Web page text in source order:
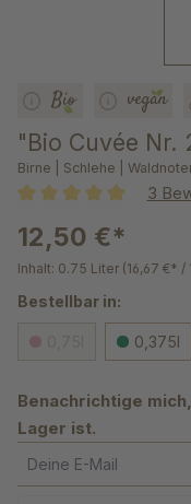
"Bio Cuvée
Birne | Schlehe |
3
12,50 €*
Inhalt: 0.75 Liter (16,67 €* /
Bestellbar in:
0,375l
Benachrichtige
Lager ist.
Deine E-Mail